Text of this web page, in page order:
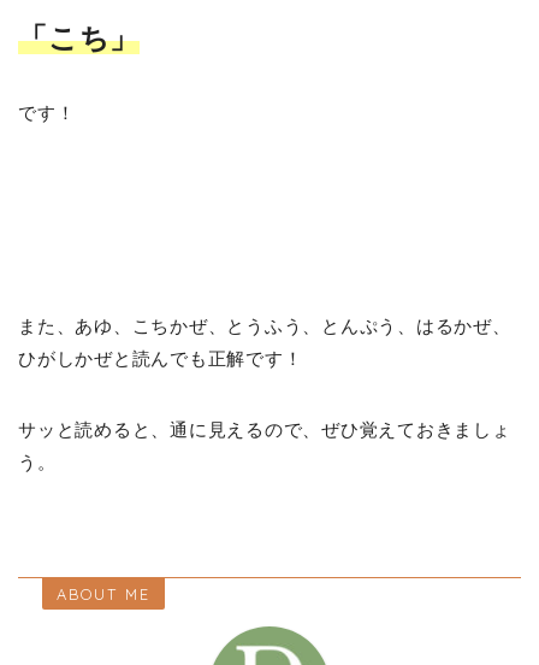
「こち」
です！
また、あゆ、こちかぜ、とうふう、とんぷう、はるかぜ、
ひがしかぜと読んでも正解です！
サッと読めると、通に見えるので、ぜひ覚えておきましょ
う。
ABOUT ME